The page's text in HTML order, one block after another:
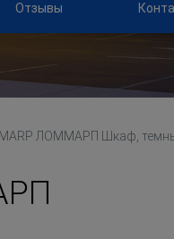
Отзывы
ЛОММАРП Шкаф,